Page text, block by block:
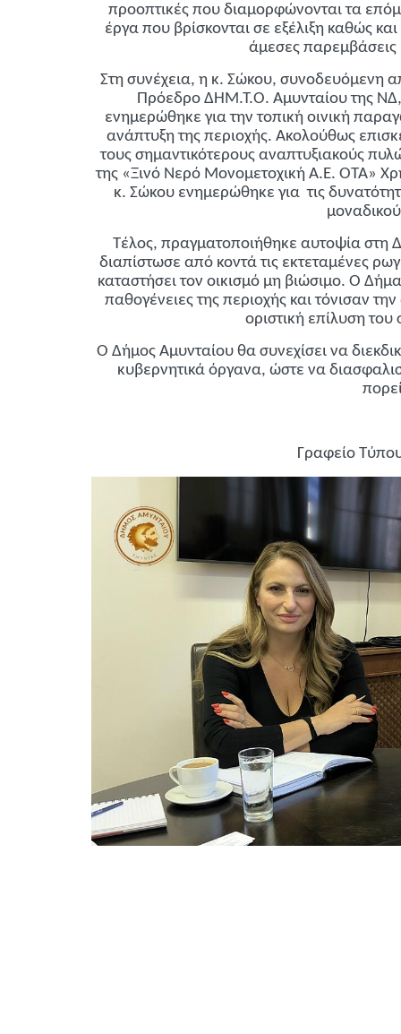
προοπτικές που διαμορφώνονται τα
έργα που βρίσκονται σε εξέλιξη καθώς
άμεσες παρεμβάσεις
Στη συνέχεια, η κ. Σώκου, συνοδευόμενη
Πρόεδρο ΔΗΜ.Τ.Ο. Αμυνταίου της ΝΔ,
ενημερώθηκε για την τοπική οινική
ανάπτυξη της περιοχής. Ακολούθως
τους σημαντικότερους αναπτυξιακούς
της «Ξινό Νερό Μονομετοχική Α.Ε. ΟΤΑ»
κ. Σώκου ενημερώθηκε για τις
Τέλος, πραγματοποιήθηκε αυτοψία στη
διαπίστωσε από κοντά τις εκτεταμένες
καταστήσει τον οικισμό μη βιώσιμο. Ο
παθογένειες της περιοχής και τόνισαν
οριστική επίλυση
Ο Δήμος Αμυνταίου θα συνεχίσει να
κυβερνητικά όργανα, ώστε να
Γραφείο